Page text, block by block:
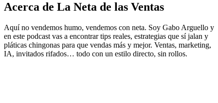
Acerca de La Neta de las Ventas
Aquí no vendemos humo, vendemos con neta. Soy Gabo Arguello y
en este podcast vas a encontrar tips reales, estrategias que sí jalan y
pláticas chingonas para que vendas más y mejor. Ventas, marketing,
IA, invitados rifados… todo con un estilo directo, sin rollos.